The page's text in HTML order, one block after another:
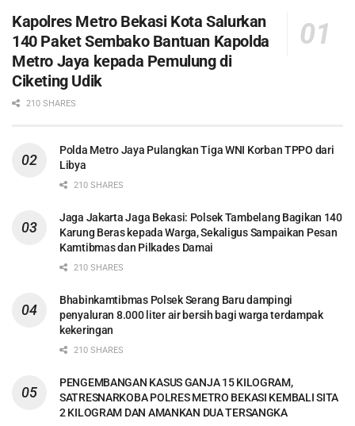
Kapolres Metro Bekasi Kota Salurkan
140 Paket Sembako Bantuan Kapolda
Metro Jaya kepada Pemulung di
Ciketing Udik
210 SHARES
Polda Metro Jaya Pulangkan Tiga WNI Korban TPPO dari
Libya
210 SHARES
Jaga Jakarta Jaga Bekasi: Polsek Tambelang Bagikan 140
Karung Beras kepada Warga, Sekaligus Sampaikan Pesan
Kamtibmas dan Pilkades Damai
210 SHARES
Bhabinkamtibmas Polsek Serang Baru dampingi
penyaluran 8.000 liter air bersih bagi warga terdampak
kekeringan
210 SHARES
PENGEMBANGAN KASUS GANJA 15 KILOGRAM,
SATRESNARKOBA POLRES METRO BEKASI KEMBALI SITA
2 KILOGRAM DAN AMANKAN DUA TERSANGKA